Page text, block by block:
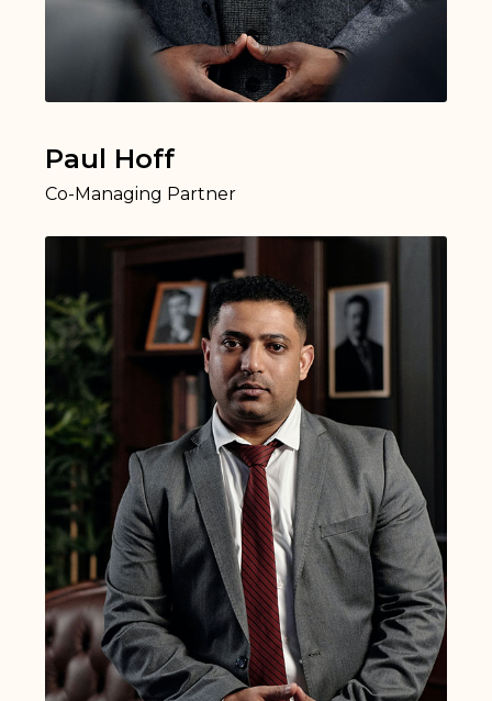
Paul Hoff
Co-Managing Partner